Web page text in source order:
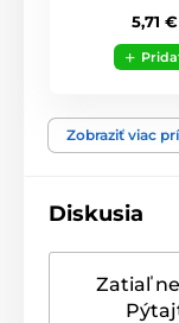
5,71 €
Zobraziť viac
Diskusia
Zatiaľ